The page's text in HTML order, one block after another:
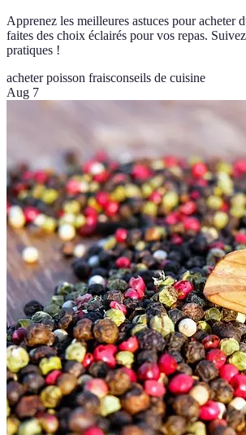
Apprenez les meilleures astuces pour acheter
faites des choix éclairés pour vos repas.
pratiques !
acheter poisson fraisconseils de cuisine
Aug 7